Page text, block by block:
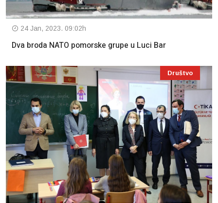
24 Jan, 2023. 09:02h
Dva broda NATO pomorske grupe u Luci Bar
Društvo